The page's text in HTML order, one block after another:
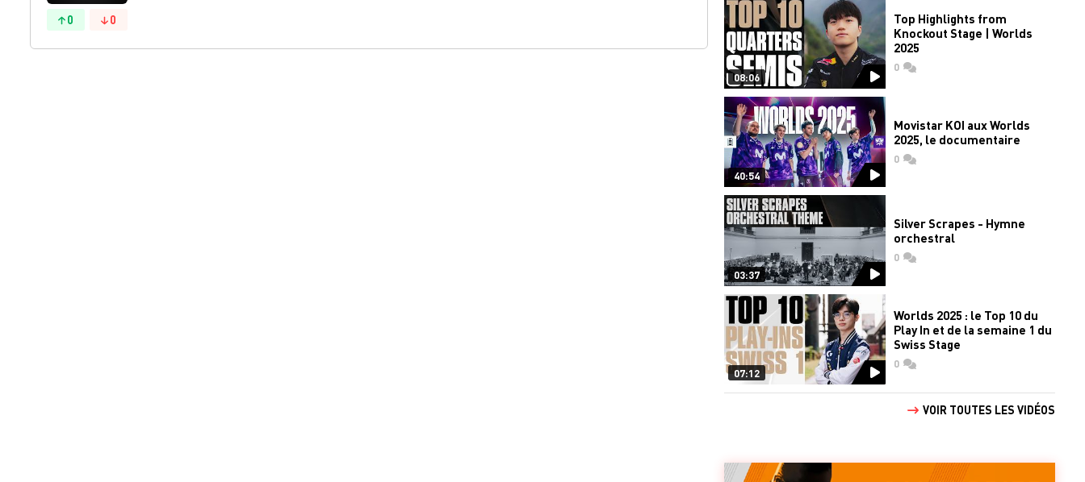
0 0
08:06
Top Highlights from
Knockout Stage | Worlds
2025
0commentaires
40:54
Movistar KOI aux Worlds
2025, le documentaire
0commentaires
03:37
Silver Scrapes - Hymne
orchestral
0commentaires
07:12
Worlds 2025 : le Top 10 du
Play In et de la semaine 1 du
Swiss Stage
0commentaires
VOIR TOUTES LES VIDÉOS